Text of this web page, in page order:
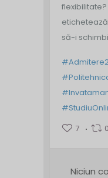
să-i
7
0
Niciun